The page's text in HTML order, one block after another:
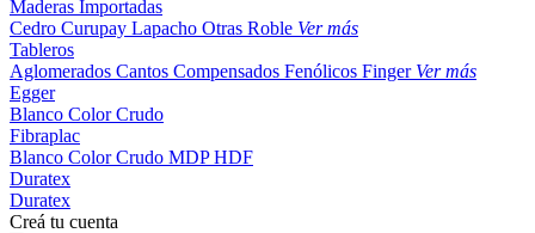
Maderas Importadas
Cedro Curupay Lapacho Otras Roble Ver más
Tableros
Aglomerados Cantos Compensados Fenólicos Finger Ver más
Egger
Blanco ColorCrudo
Fibraplac
Blanco ColorCrudo MDPHDF
Duratex
Duratex
Creá tu cuenta